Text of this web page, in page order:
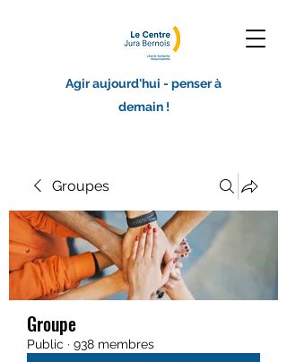
Agir aujourd'hui - penser à
demain !
Groupes
Groupe
Public · 938 membres